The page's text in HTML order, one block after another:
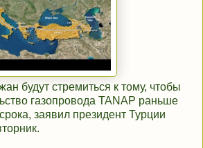
будут стремиться к тому, чтобы
газопровода TANAP раньше
заявил президент Турции